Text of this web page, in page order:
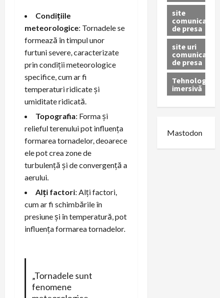
Condițiile
meteorologice: Tornadele se
formează în timpul unor
furtuni severe, caracterizate
prin condiții meteorologice
specifice, cum ar fi
temperaturi ridicate și
umiditate ridicată.
Topografia: Forma și
relieful terenului pot influența
formarea tornadelor, deoarece
ele pot crea zone de
turbulență și de convergență a
aerului.
Alți factori: Alți factori,
cum ar fi schimbările în
presiune și în temperatură, pot
influența formarea tornadelor.
„Tornadele sunt
fenomene
site
comunicate
de presa
site uri
comunicate
de presa
Tehnologie
imersivă
Mastodon